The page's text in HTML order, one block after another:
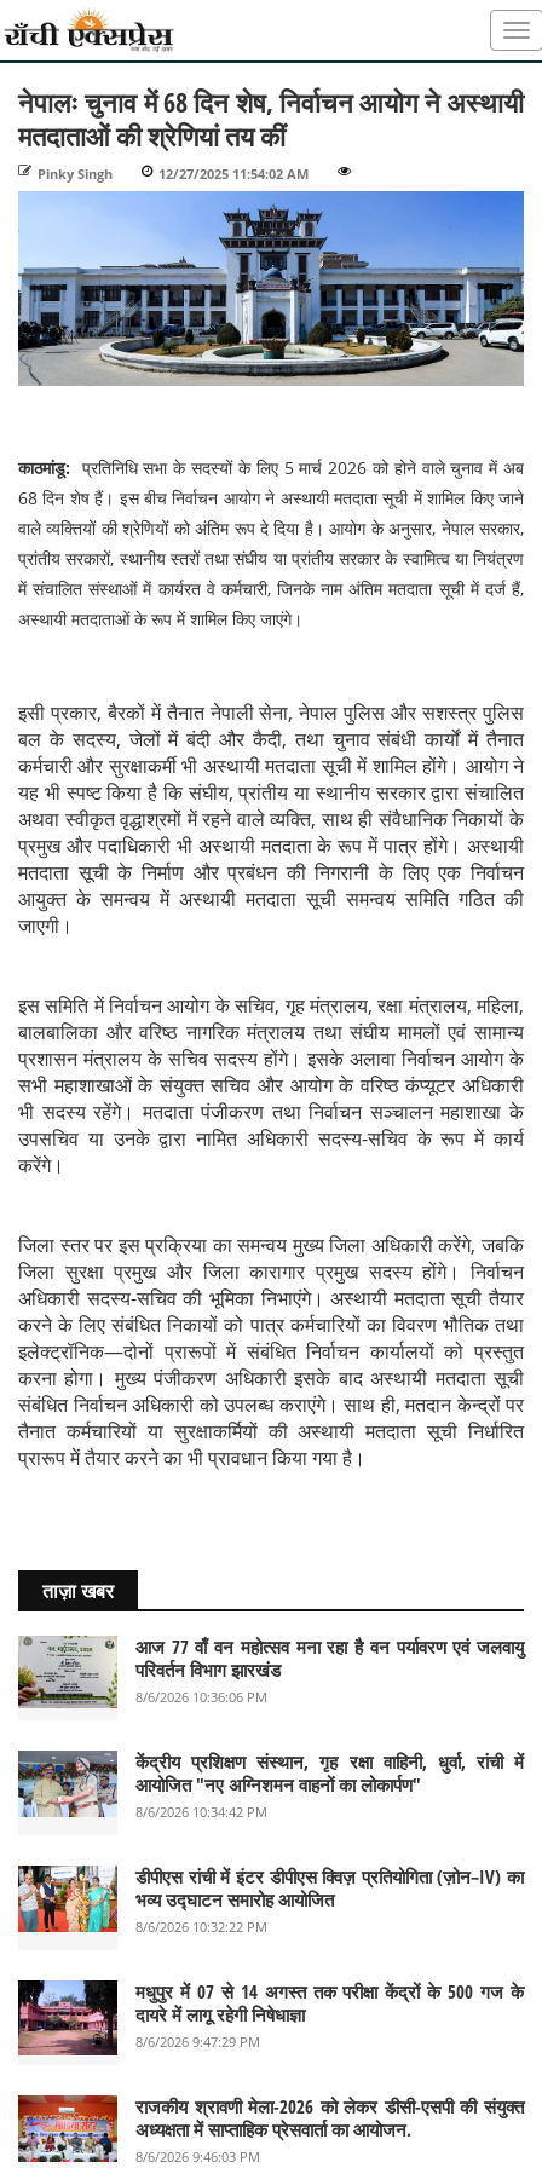
नेपालः चुनाव में 68 दिन शेष, निर्वाचन आयोग ने अस्थायी
मतदाताओं की श्रेणियां तय कीं
Pinky Singh 12/27/2025 11:54:02 AM
काठमांडू: प्रतिनिधि सभा के सदस्यों के लिए 5 मार्च 2026 को होने वाले चुनाव में अब
68 दिन शेष हैं। इस बीच निर्वाचन आयोग ने अस्थायी मतदाता सूची में शामिल किए जाने
वाले व्यक्तियों की श्रेणियों को अंतिम रूप दे दिया है। आयोग के अनुसार, नेपाल सरकार,
प्रांतीय सरकारों, स्थानीय स्तरों तथा संघीय या प्रांतीय सरकार के स्वामित्व या नियंत्रण
में संचालित संस्थाओं में कार्यरत वे कर्मचारी, जिनके नाम अंतिम मतदाता सूची में दर्ज हैं,
अस्थायी मतदाताओं के रूप में शामिल किए जाएंगे।
इसी प्रकार, बैरकों में तैनात नेपाली सेना, नेपाल पुलिस और सशस्त्र पुलिस
बल के सदस्य, जेलों में बंदी और कैदी, तथा चुनाव संबंधी कार्यों में तैनात
कर्मचारी और सुरक्षाकर्मी भी अस्थायी मतदाता सूची में शामिल होंगे। आयोग ने
यह भी स्पष्ट किया है कि संघीय, प्रांतीय या स्थानीय सरकार द्वारा संचालित
अथवा स्वीकृत वृद्धाश्रमों में रहने वाले व्यक्ति, साथ ही संवैधानिक निकायों के
प्रमुख और पदाधिकारी भी अस्थायी मतदाता के रूप में पात्र होंगे। अस्थायी
मतदाता सूची के निर्माण और प्रबंधन की निगरानी के लिए एक निर्वाचन
आयुक्त के समन्वय में अस्थायी मतदाता सूची समन्वय समिति गठित की
जाएगी।
इस समिति में निर्वाचन आयोग के सचिव, गृह मंत्रालय, रक्षा मंत्रालय, महिला,
बालबालिका और वरिष्ठ नागरिक मंत्रालय तथा संघीय मामलों एवं सामान्य
प्रशासन मंत्रालय के सचिव सदस्य होंगे। इसके अलावा निर्वाचन आयोग के
सभी महाशाखाओं के संयुक्त सचिव और आयोग के वरिष्ठ कंप्यूटर अधिकारी
भी सदस्य रहेंगे। मतदाता पंजीकरण तथा निर्वाचन सञ्चालन महाशाखा के
उपसचिव या उनके द्वारा नामित अधिकारी सदस्य-सचिव के रूप में कार्य
करेंगे।
जिला स्तर पर इस प्रक्रिया का समन्वय मुख्य जिला अधिकारी करेंगे, जबकि
जिला सुरक्षा प्रमुख और जिला कारागार प्रमुख सदस्य होंगे। निर्वाचन
अधिकारी सदस्य-सचिव की भूमिका निभाएंगे। अस्थायी मतदाता सूची तैयार
करने के लिए संबंधित निकायों को पात्र कर्मचारियों का विवरण भौतिक तथा
इलेक्ट्रॉनिक—दोनों प्रारूपों में संबंधित निर्वाचन कार्यालयों को प्रस्तुत
करना होगा। मुख्य पंजीकरण अधिकारी इसके बाद अस्थायी मतदाता सूची
संबंधित निर्वाचन अधिकारी को उपलब्ध कराएंगे। साथ ही, मतदान केन्द्रों पर
तैनात कर्मचारियों या सुरक्षाकर्मियों की अस्थायी मतदाता सूची निर्धारित
प्रारूप में तैयार करने का भी प्रावधान किया गया है।
ताज़ा खबर
आज 77 वाँ वन महोत्सव मना रहा है वन पर्यावरण एवं जलवायु
परिवर्तन विभाग झारखंड
8/6/2026 10:36:06 PM
केंद्रीय प्रशिक्षण संस्थान, गृह रक्षा वाहिनी, धुर्वा, रांची में
आयोजित "नए अग्निशमन वाहनों का लोकार्पण"
8/6/2026 10:34:42 PM
डीपीएस रांची में इंटर डीपीएस क्विज़ प्रतियोगिता (ज़ोन–IV) का
भव्य उद्घाटन समारोह आयोजित
8/6/2026 10:32:22 PM
मधुपुर में 07 से 14 अगस्त तक परीक्षा केंद्रों के 500 गज के
दायरे में लागू रहेगी निषेधाज्ञा
8/6/2026 9:47:29 PM
राजकीय श्रावणी मेला-2026 को लेकर डीसी-एसपी की संयुक्त
अध्यक्षता में साप्ताहिक प्रेसवार्ता का आयोजन.
8/6/2026 9:46:03 PM